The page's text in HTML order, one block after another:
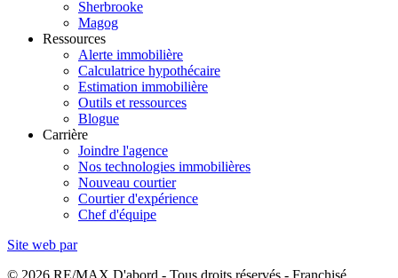
Sherbrooke
Magog
Ressources
Alerte immobilière
Calculatrice hypothécaire
Estimation immobilière
Outils et ressources
Blogue
Carrière
Joindre l'agence
Nos technologies immobilières
Nouveau courtier
Courtier d'expérience
Chef d'équipe
Site web par
© 2026 RE/MAX D'abord - Tous droits réservés - Franchisé